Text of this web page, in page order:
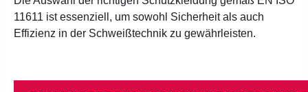
11611 ist essenziell, um sowohl Sicherheit als auch
Effizienz in der Schweißtechnik zu gewährleisten.